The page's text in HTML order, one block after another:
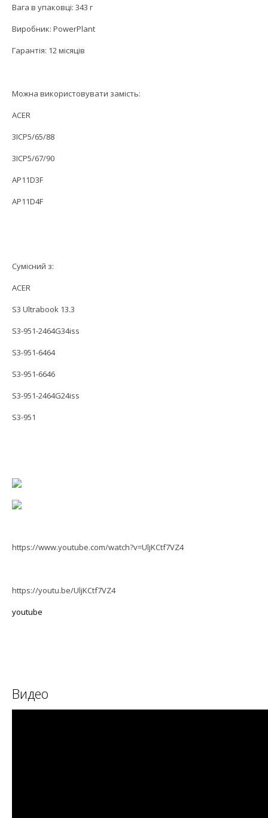
Вага в упаковці: 343 г
Виробник: PowerPlant
Гарантія: 12 місяців
Можна використовувати замість:
ACER
3ICP5/65/88
3ICP5/67/90
AP11D3F
AP11D4F
Сумісний з:
ACER
S3 Ultrabook 13.3
S3-951-2464G34iss
S3-951-6464
S3-951-6646
S3-951-2464G24iss
S3-951
https://www.youtube.com/watch?v=UljKCtf7VZ4
https://youtu.be/UljKCtf7VZ4
youtube
Видео